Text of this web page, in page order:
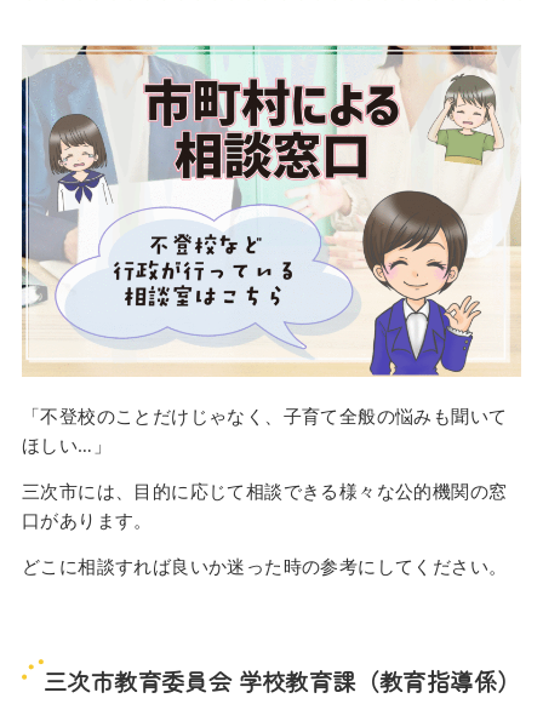
「不登校のことだけじゃなく、子育て全般の悩みも聞いて
ほしい…」
三次市には、目的に応じて相談できる様々な公的機関の窓
口があります。
どこに相談すれば良いか迷った時の参考にしてください。
三次市教育委員会 学校教育課（教育指導係）